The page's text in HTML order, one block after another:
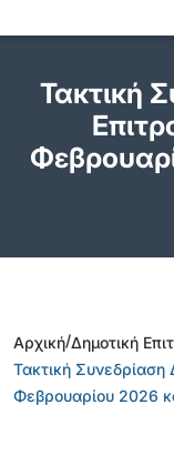
Τακτική
Αρχική/Δημοτική
Τακτική Συνεδρίαση
Φεβρουαρίου 2026